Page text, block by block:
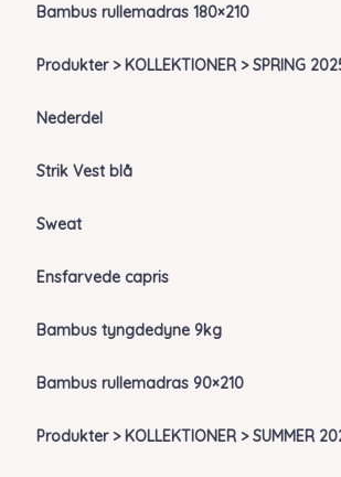
Bambus rullemadras 180×210
Produkter > KOLLEKTIONER > SPRING
Nederdel
Strik Vest blå
Sweat
Ensfarvede capris
Bambus tyngdedyne 9kg
Bambus rullemadras 90×210
Produkter > KOLLEKTIONER > SUMMER